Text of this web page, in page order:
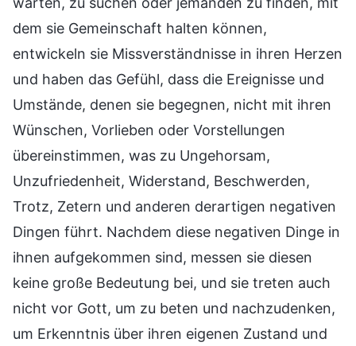
dem sie Gemeinschaft halten können,
entwickeln sie Missverständnisse in ihren Herzen
und haben das Gefühl, dass die Ereignisse und
Umstände, denen sie begegnen, nicht mit ihren
Wünschen, Vorlieben oder Vorstellungen
übereinstimmen, was zu Ungehorsam,
Unzufriedenheit, Widerstand, Beschwerden,
Trotz, Zetern und anderen derartigen negativen
Dingen führt. Nachdem diese negativen Dinge in
ihnen aufgekommen sind, messen sie diesen
keine große Bedeutung bei, und sie treten auch
nicht vor Gott, um zu beten und nachzudenken,
um Erkenntnis über ihren eigenen Zustand und